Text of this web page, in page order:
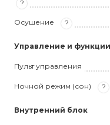
?
Осушение ?
Управление и функции
Пульт управления
Ночной режим (сон) ?
Внутренний блок